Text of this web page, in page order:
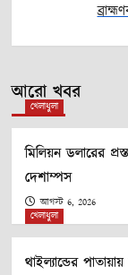
আরো খবর
খেলাধুলা
মিলিয়ন ডলারের
দেশাম্পস
আগস্ট 6, 2026
খেলাধুলা
থাইল্যান্ডের